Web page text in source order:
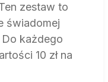
zestaw to
świadomej
każdego
10 zł na